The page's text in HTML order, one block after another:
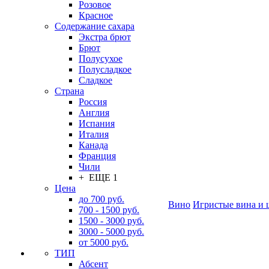
Розовое
Красное
Содержание сахара
Экстра брют
Брют
Полусухое
Полусладкое
Сладкое
Страна
Россия
Англия
Испания
Италия
Канада
Франция
Чили
+ ЕЩЕ 1
Цена
до 700 руб.
700 - 1500 руб.
1500 - 3000 руб.
3000 - 5000 руб.
от 5000 руб.
ТИП
Абсент
Вино Игристые вина и